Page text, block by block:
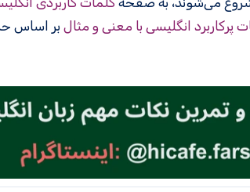
پرکاربرد انگلیسی با معنی و مثال بر اساس